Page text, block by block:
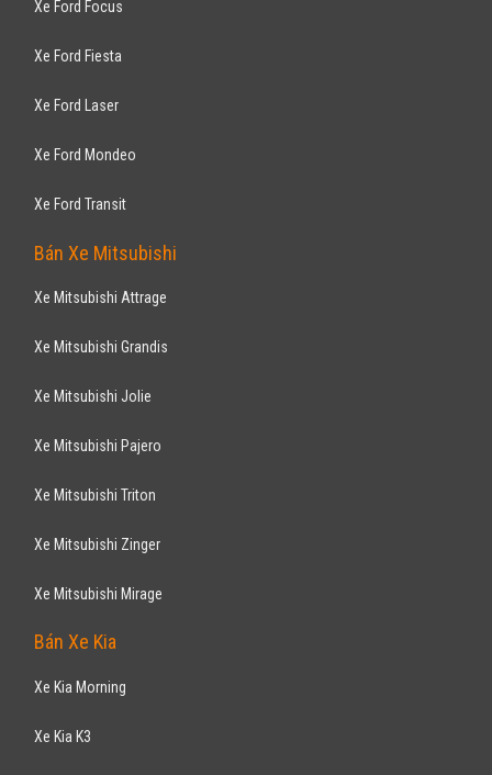
Xe Ford Focus
Xe Ford Fiesta
Xe Ford Laser
Xe Ford Mondeo
Xe Ford Transit
Bán Xe Mitsubishi
Xe Mitsubishi Attrage
Xe Mitsubishi Grandis
Xe Mitsubishi Jolie
Xe Mitsubishi Pajero
Xe Mitsubishi Triton
Xe Mitsubishi Zinger
Xe Mitsubishi Mirage
Bán Xe Kia
Xe Kia Morning
Xe Kia K3